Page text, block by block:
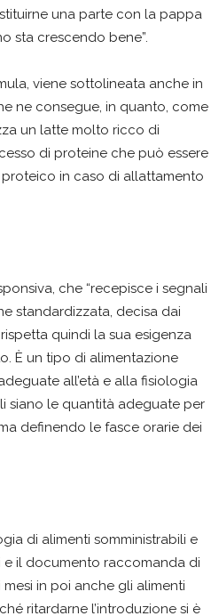
una parte con la pappa
sta crescendo bene”.
viene sottolineata anche in
ne consegue, in quanto, come
un latte molto ricco di
di proteine che può essere
in caso di allattamento
che “recepisce i segnali
standardizzata, decisa dai
rispetta quindi la sua esigenza
È un tipo di alimentazione
all’età e alla fisiologia
siano le quantità adeguate per
definendo le fasce orarie dei
di alimenti somministrabili e
e il documento raccomanda di
in poi anche gli alimenti
ritardarne l’introduzione si è